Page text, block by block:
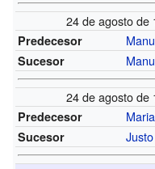
24 de agosto de
Predecesor
Sucesor
24 de agosto de
Predecesor
Sucesor